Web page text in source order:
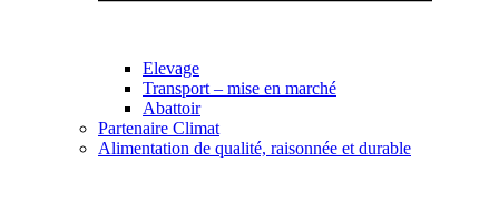
Elevage
Transport – mise en marché
Abattoir
Partenaire Climat
Alimentation de qualité, raisonnée et durable